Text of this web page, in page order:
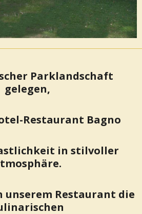
Parklandschaft
gelegen,
Restaurant Bagno
in stilvoller
unserem Restaurant die